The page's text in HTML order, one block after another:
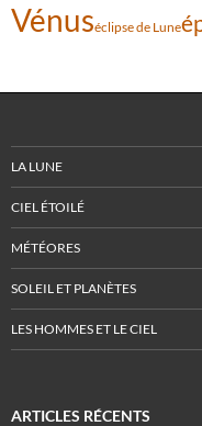
Vénuséclipse de Lune
LA LUNE
CIEL ÉTOILÉ
MÉTÉORES
SOLEIL ET PLANÈTES
LES HOMMES ET LE CIEL
ARTICLES RÉCENTS